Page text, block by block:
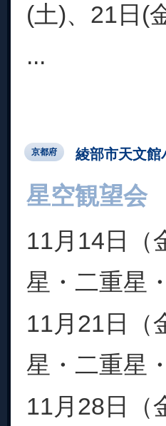
(土)、21日(
...
京都府 綾部市天文館
星空観望会
11月14日（
星・二重星
11月21日（
星・二重星
11月28日（